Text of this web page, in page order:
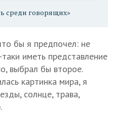
среди говорящих»
бы я предпочел: не
иметь представление
выбрал бы второе.
картинка мира, я
солнце, трава,